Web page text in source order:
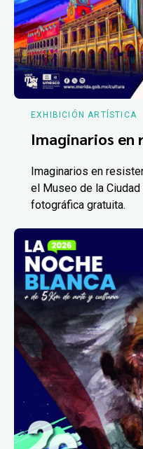
EXHIBICIÓN ARTÍSTICA
Imaginarios en
Imaginarios en
el Museo de la
fotográfica gratuita.